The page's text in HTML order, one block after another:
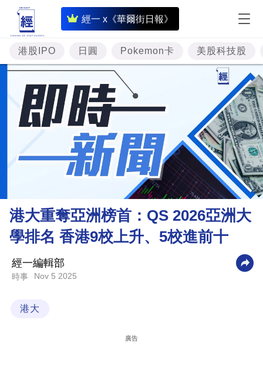
經一 x《華爾街日報》
即
時
財
經
專
題
投
資
樓
市
財
商
科
港股IPO 日圓 Pokemon卡 美股科技股
港大重奪亞洲榜首：QS 2026亞洲大
學排名 香港9校上升、5校進前十
經一編輯部
時事 Nov 5 2025
港大
廣告